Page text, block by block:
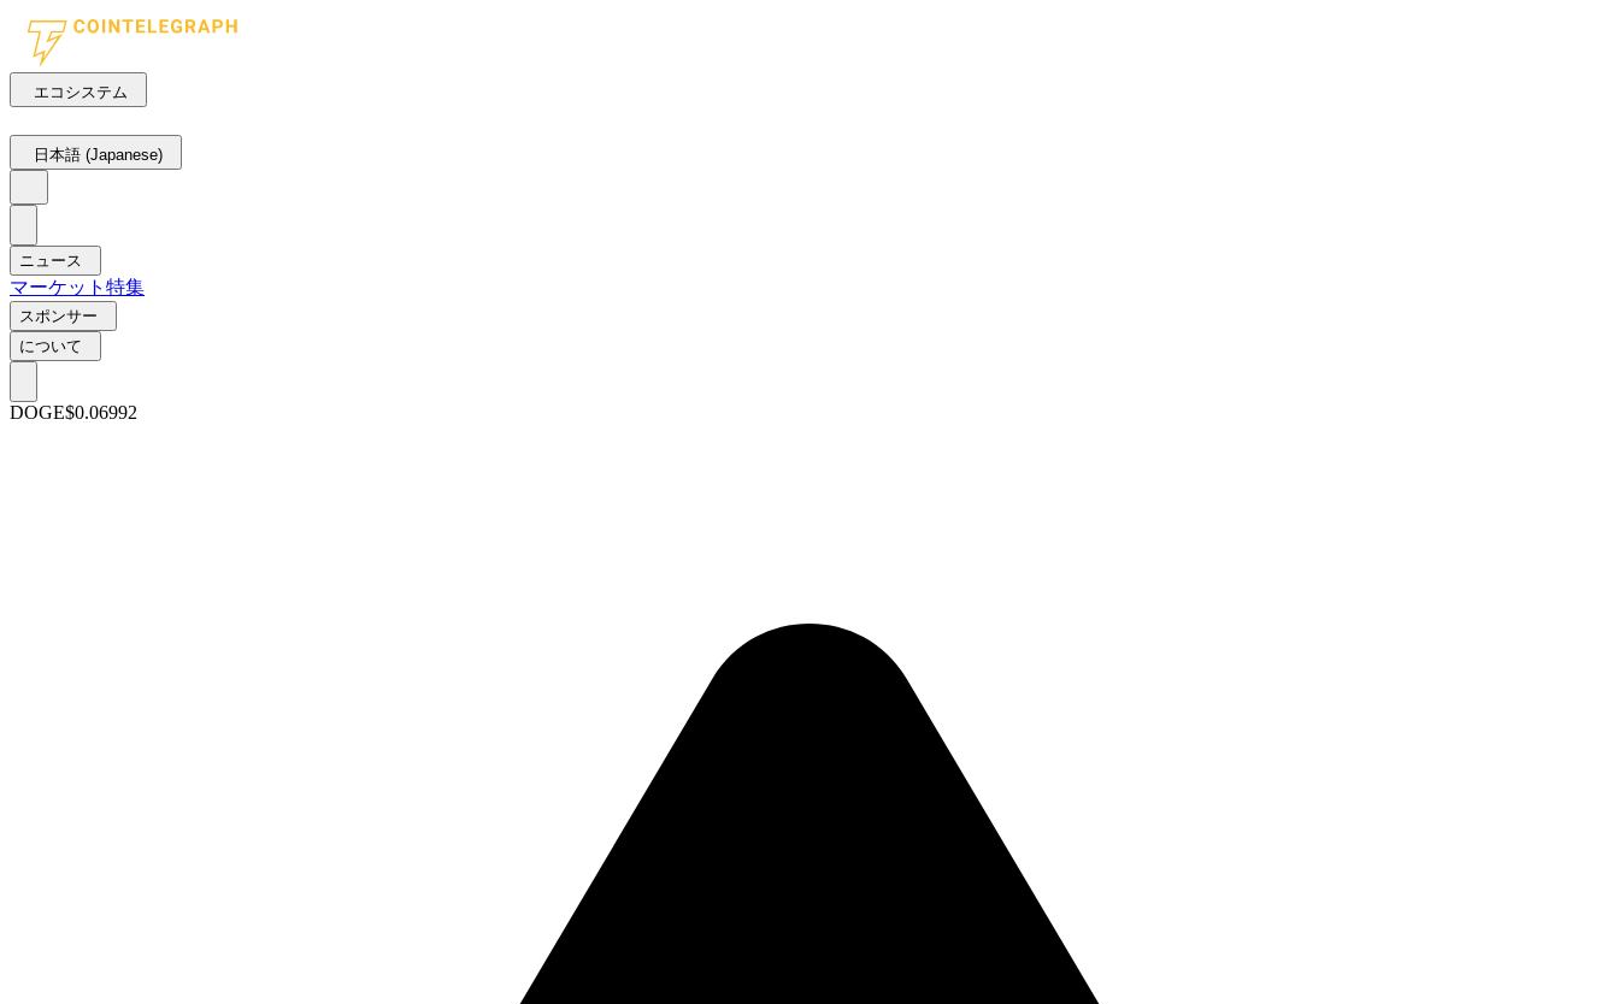
エコシステム
日本語 (Japanese)
ニュース
マーケット 特集
スポンサー
について
DOGE$0.06992